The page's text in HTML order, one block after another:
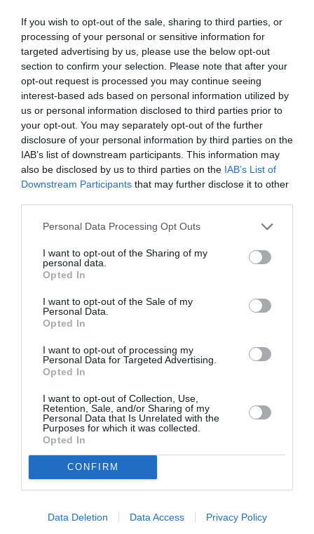
If you wish to opt-out of the sale, sharing to third parties, or
processing of your personal or sensitive information for
targeted advertising by us, please use the below opt-out
section to confirm your selection. Please note that after your
opt-out request is processed you may continue seeing
interest-based ads based on personal information utilized by
us or personal information disclosed to third parties prior to
your opt-out. You may separately opt-out of the further
disclosure of your personal information by third parties on the
IAB’s list of downstream participants. This information may
also be disclosed by us to third parties on the IAB’s List of
Downstream Participants that may further disclose it to other
Personal Data Processing Opt Outs
I want to opt-out of the Sharing of my
personal data.
Opted In
I want to opt-out of the Sale of my
Personal Data.
Opted In
I want to opt-out of processing my
Personal Data for Targeted Advertising.
Opted In
I want to opt-out of Collection, Use,
Retention, Sale, and/or Sharing of my
Personal Data that Is Unrelated with the
Purposes for which it was collected.
Opted In
CONFIRM
Data Deletion Data Access Privacy Policy
Τοποθεσία:
Αρχαίο Θέατρο Δωδώνης, Ιωάννινα
Eισιτήρια:
Γενική είσοδος: 15€ | AμεΑ: 0€ | Παιδιά έως 10 ετών:
0€ | Δημότες Δωδώνης: 4€ | Άνεργοι Δημότες
Δωδώνης: 0€ [Προσοχή! Με έλεγχο από το
δημοτολόγιο του Δήμου κατά την είσοδο στο θέατρο
| Τα δωρεάν και τα εκπτωτικά εισιτήρια εκδίδονται σε
περιορισμένο αριθμό]
Ακολουθήστε το Culturenow.gr στο
μάθετε πρώτοι όλες τις ειδήσεις
Δείτε όλα τατελευταία νέα
Πολιτισμό στο
Culturenow.gr
Νέοι Διαγωνισμοί
Tags
ΑΜΑΛΙΑ ΜΠΕΝΕΤ
ΓΙΑΝΝΗΣ ΚΟΤΣΙΦΑΣ
ΘΕΑΤΡΙΚΕΣ ΠΑΡΑΣΤΑΣΕΙΣ 2022 - 2023
ΘΕΑΤΡΙΚΕΣ ΠΕΡΙΟΔΕΙΕΣ – ΠΑΡΑΣΤΑΣΕΙΣ ΚΑΛΟΚΑΙΡΙ 2023